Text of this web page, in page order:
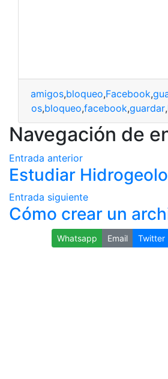
amigos,bloqueo,Facebook,
amigos,bloqueo,facebook,guardar,
Navegación de
Entrada anterior
Estudiar
Entrada siguiente
Cómo crear un
Whatsapp Email Twitter